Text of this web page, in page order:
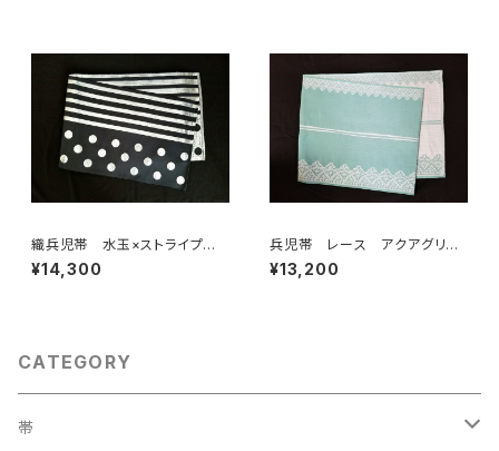
織兵児帯 水玉×ストライプ
黒×シルバー(リバーシブル)
¥14,300
兵児帯 レース アクアグリー
ン(リバーシブル)
¥13,200
CATEGORY
帯